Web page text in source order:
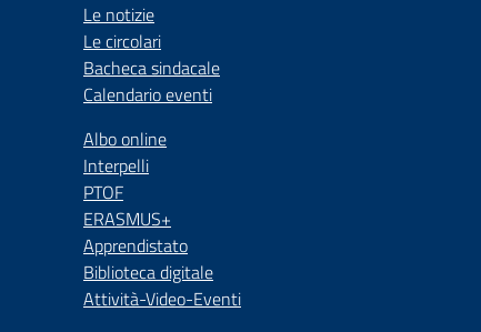
Le notizie
Le circolari
Bacheca sindacale
Calendario eventi
Albo online
Interpelli
PTOF
ERASMUS+
Apprendistato
Biblioteca digitale
Attività-Video-Eventi